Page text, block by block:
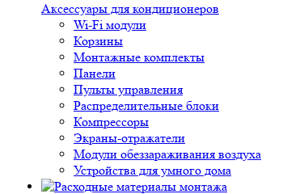
Аксессуары для кондиционеров
Wi-Fi модули
Корзины
Монтажные комплекты
Панели
Пульты управления
Распределительные блоки
Компрессоры
Экраны-отражатели
Модули обеззараживания воздуха
Устройства для умного дома